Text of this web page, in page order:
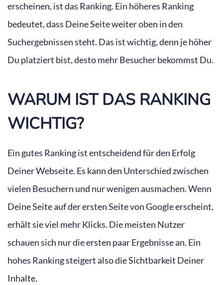
erscheinen, ist das Ranking. Ein höheres Ranking
bedeutet, dass Deine Seite weiter oben in den
Suchergebnissen steht. Das ist wichtig, denn je höher
Du platziert bist, desto mehr Besucher bekommst Du.
WARUM IST DAS RANKING
WICHTIG?
Ein gutes Ranking ist entscheidend für den Erfolg
Deiner Webseite. Es kann den Unterschied zwischen
vielen Besuchern und nur wenigen ausmachen. Wenn
Deine Seite auf der ersten Seite von Google erscheint,
erhält sie viel mehr Klicks. Die meisten Nutzer
schauen sich nur die ersten paar Ergebnisse an. Ein
hohes Ranking steigert also die Sichtbarkeit Deiner
Inhalte.